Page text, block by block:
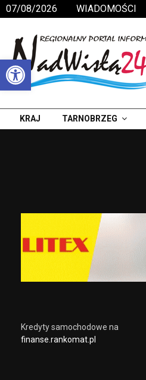
Otwórz pasek narzędzi
07/08/2026 WIADOMOŚCI
KRAJ TARNOBRZEG
Kredyty samochodowe na
finanse.rankomat.pl